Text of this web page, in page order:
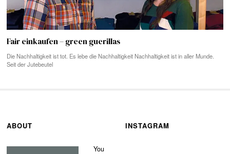
Fair einkaufen – green guerillas
Die Nachhaltigkeit ist tot. Es lebe die Nachhaltigkeit Nachhaltigkeit ist in aller Munde.
Seit der Jutebeutel
ABOUT
You
INSTAGRAM